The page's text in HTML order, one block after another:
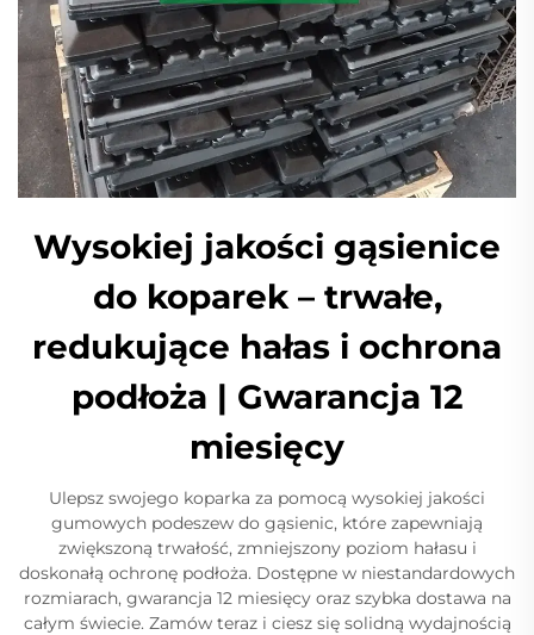
Wysokiej jakości gąsienice
do koparek – trwałe,
redukujące hałas i ochrona
podłoża | Gwarancja 12
miesięcy
Ulepsz swojego koparka za pomocą wysokiej jakości
gumowych podeszew do gąsienic, które zapewniają
zwiększoną trwałość, zmniejszony poziom hałasu i
doskonałą ochronę podłoża. Dostępne w niestandardowych
rozmiarach, gwarancja 12 miesięcy oraz szybka dostawa na
całym świecie. Zamów teraz i ciesz się solidną wydajnością